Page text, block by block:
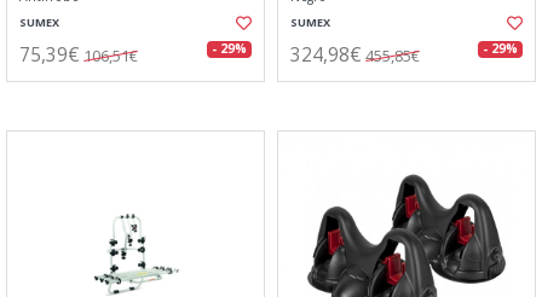
SUMEX
75,39€ 106,51€ - 29%
SUMEX
324,98€ 455,85€ - 29%